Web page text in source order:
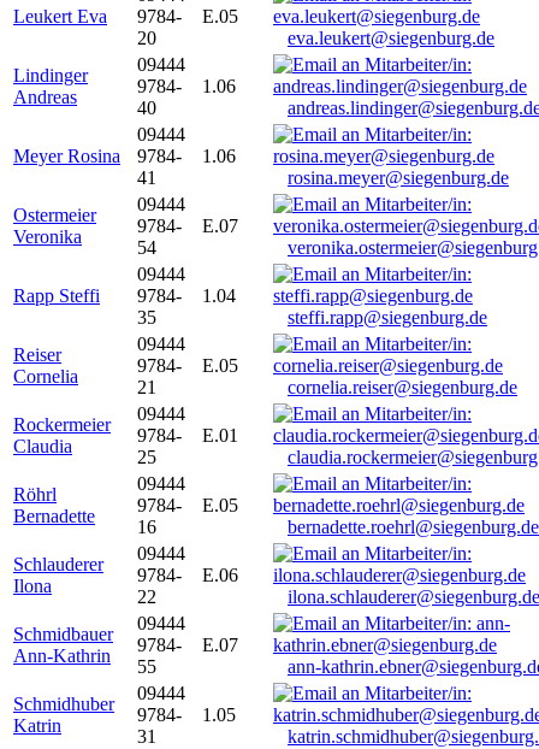
Leukert Eva
9784-
20
E.05
eva.leukert@siegenburg.de
Lindinger
Andreas
09444
9784-
40
1.06
Meyer Rosina
09444
9784-
41
1.06
rosina.meyer@siegenburg.de
Ostermeier
Veronika
09444
9784-
54
E.07
Rapp Steffi
09444
9784-
35
1.04
steffi.rapp@siegenburg.de
Reiser
Cornelia
09444
9784-
21
E.05
cornelia.reiser@siegenburg.de
Rockermeier
Claudia
09444
9784-
25
E.01
Röhrl
Bernadette
09444
9784-
16
E.05
bernadette.roehrl@siegenburg.de
Schlauderer
Ilona
09444
9784-
22
E.06
ilona.schlauderer@siegenburg.de
Schmidbauer
Ann-Kathrin
09444
9784-
55
E.07
ann-
Schmidhuber
Katrin
09444
9784-
31
1.05